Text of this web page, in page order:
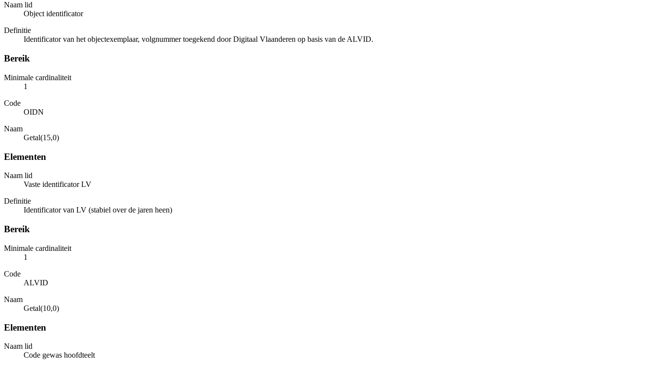
Naam lid
Object identificator
Definitie
Identificator van het objectexemplaar, volgnummer toegekend door Digitaal Vlaanderen op basis van de ALVID.
Bereik
Minimale cardinaliteit
1
Code
OIDN
Naam
Getal(15,0)
Elementen
Naam lid
Vaste identificator LV
Definitie
Identificator van LV (stabiel over de jaren heen)
Bereik
Minimale cardinaliteit
1
Code
ALVID
Naam
Getal(10,0)
Elementen
Naam lid
Code gewas hoofdteelt